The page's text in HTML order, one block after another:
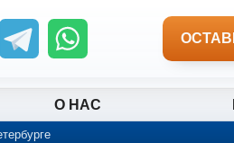
О НАС